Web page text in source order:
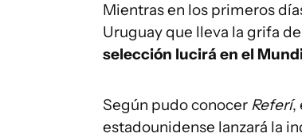
Mientras en los primeros
Uruguay que lleva la grifa
selección lucirá en el
Según pudo conocer Referí,
estadounidense lanzará la